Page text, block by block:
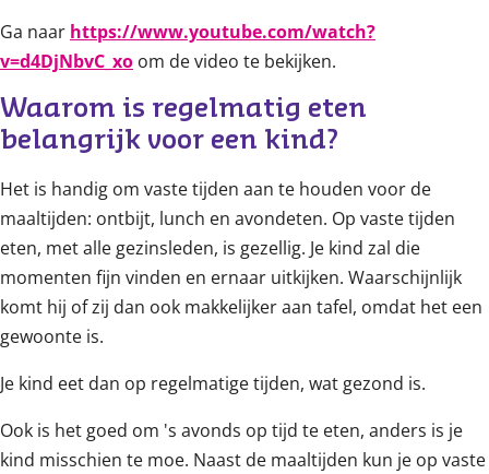
Ga naar https://www.youtube.com/watch?
v=d4DjNbvC_xo om de video te bekijken.
Waarom is regelmatig eten
belangrijk voor een kind?
Het is handig om vaste tijden aan te houden voor de
maaltijden: ontbijt, lunch en avondeten. Op vaste tijden
eten, met alle gezinsleden, is gezellig. Je kind zal die
momenten fijn vinden en ernaar uitkijken. Waarschijnlijk
komt hij of zij dan ook makkelijker aan tafel, omdat het een
gewoonte is.
Je kind eet dan op regelmatige tijden, wat gezond is.
Ook is het goed om 's avonds op tijd te eten, anders is je
kind misschien te moe. Naast de maaltijden kun je op vaste